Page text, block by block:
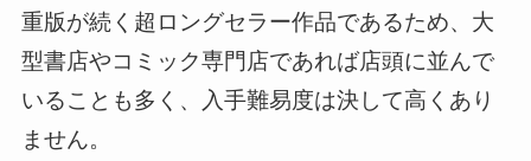
重版が続く超ロングセラー作品であるため、大
型書店やコミック専門店であれば店頭に並んで
いることも多く、入手難易度は決して高くあり
ません。